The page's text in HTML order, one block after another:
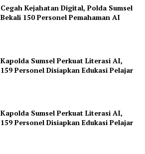
Cegah Kejahatan Digital, Polda Sumsel
Bekali 150 Personel Pemahaman AI
Kapolda Sumsel Perkuat Literasi AI,
159 Personel Disiapkan Edukasi Pelajar
Kapolda Sumsel Perkuat Literasi AI,
159 Personel Disiapkan Edukasi Pelajar